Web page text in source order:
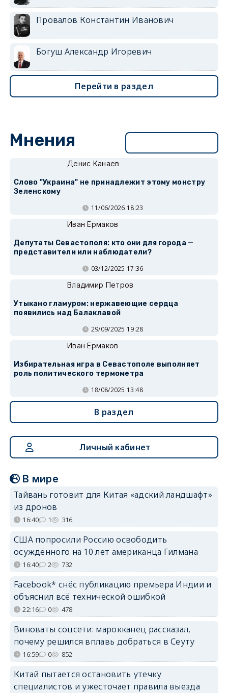
Провалов Константин Иванович
Богуш Александр Игоревич
Перейти в раздел
Мнения
Денис Канаев
Слово "Украина" не принадлежит этому монстру
Зеленскому
11/06/2026 18:23
Иван Ермаков
Депутаты Севастополя: кто они для города —
представители или наблюдатели?
03/12/2025 17:36
Владимир Петров
Утыкано гламуром: нержавеющие сердца
появились над Балаклавой
29/09/2025 19:28
Иван Ермаков
Избирательная игра в Севастополе выполняет
роль политического термометра
18/08/2025 13:48
В раздел
Личный кабинет
В мире
Тайвань готовит для Китая «адский ландшафт»
из дронов
16:40 1 316
США попросили Россию освободить
осуждённого на 10 лет американца Гилмана
16:40 2 732
Facebook* снёс публикацию премьера Индии и
объяснил всё технической ошибкой
22:16 0 478
Виноваты соцсети: марокканец рассказал,
почему решился вплавь добраться в Сеуту
16:59 0 852
Китай пытается остановить утечку
специалистов и ужесточает правила выезда